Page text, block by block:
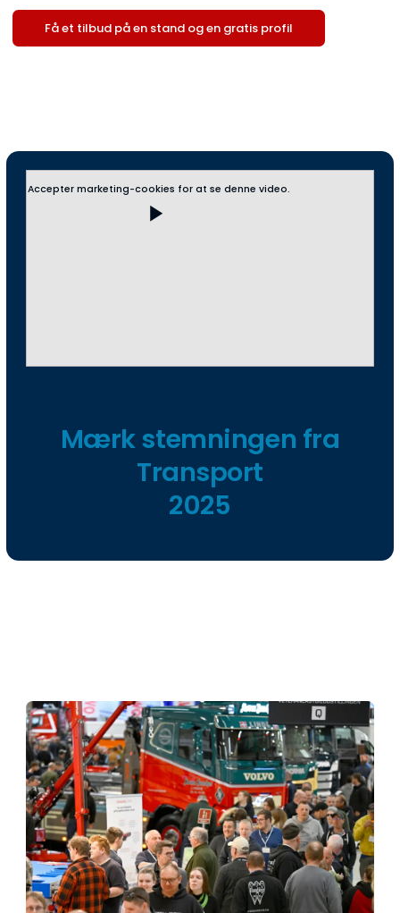
Få et tilbud på en stand og en gratis profil
Accepter marketing-cookies for at se denne video.
play_arrow
Mærk stemningen fra
Transport
2025